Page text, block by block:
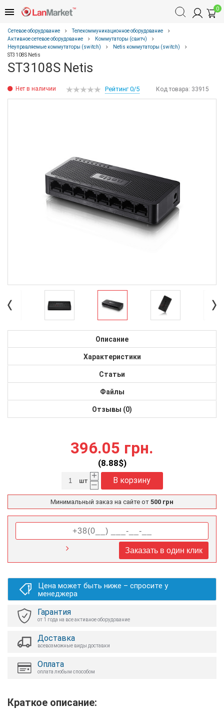
0
Сетевое оборудование
Телекоммуникационное оборудование
Активное сетевое оборудование
Коммутаторы (свитч)
Неуправляемые коммутаторы (switch)
Netis коммутаторы (switch)
ST3108S Netis
ST3108S Netis
Нет в наличии Код товара: 33915
Рейтинг 0/5
Описание
Характеристики
Статьи
Файлы
Отзывы (0)
396.05 грн.
(8.88$)
+
–
В корзину
шт
Минимальный заказ на сайте от 500 грн
Заказать в один клик
Цена может быть ниже – спросите у
менеджера
Гарантия
от 1 года на все активное оборудование
Доставка
всевозможные виды доставки
Оплата
оплата любым способом
Краткое описание: